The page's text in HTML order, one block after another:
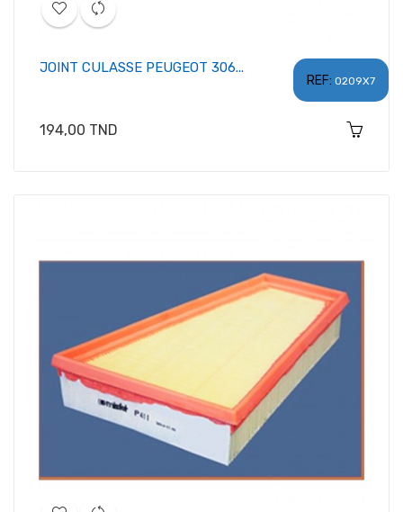
REF: 0209X7
JOINT CULASSE PEUGEOT 306...
Prix
194,00 TND